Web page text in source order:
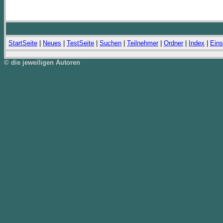
StartSeite Neues TestSeite Suchen Teilnehmer| Ordner| Index
© die jeweiligen Autoren